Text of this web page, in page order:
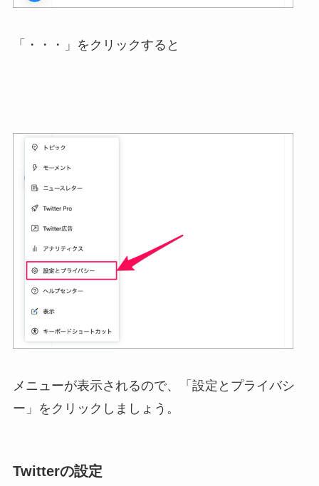
「・・・」をクリックすると
メニューが表示されるので、「設定とプライバシ
ー」をクリックしましょう。
Twitterの設定